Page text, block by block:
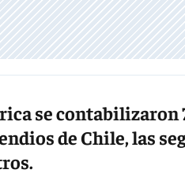
se contabilizaron
de Chile, las